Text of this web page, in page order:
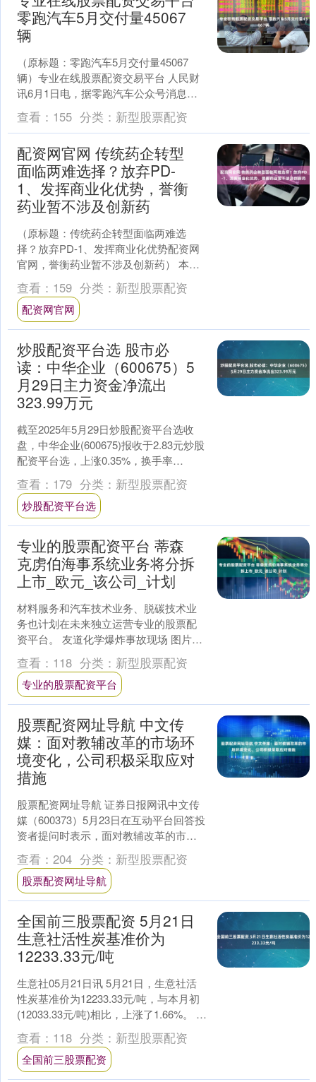
零跑汽车5月交付量45067
辆
（原标题：零跑汽车5月交付量45067
辆）专业在线股票配资交易平台 人民财
讯6月1日电，据零跑汽车公众号消息，
2025年5月，零跑汽车单月交付量45067
辆，同....
查看： 155 分类： 新型股票配资
配资网官网 传统药企转型
面临两难选择？放弃PD-
1、发挥商业化优势，誉衡
药业暂不涉及创新药
（原标题：传统药企转型面临两难选
择？放弃PD-1、发挥商业化优势配资网
官网，誉衡药业暂不涉及创新药） 本文
来源：时代周报 作者：林昀肖 近日誉衡
药业（00243....
查看： 159 分类： 新型股票配资
配资网官网
炒股配资平台选 股市必
读：中华企业（600675）5
月29日主力资金净流出
323.99万元
截至2025年5月29日炒股配资平台选收
盘，中华企业(600675)报收于2.83元炒股
配资平台选，上涨0.35%，换手率
0.22%，成交量13.01万手，成交....
查看： 179 分类： 新型股票配资
炒股配资平台选
专业的股票配资平台 蒂森
克虏伯海事系统业务将分拆
上市_欧元_该公司_计划
材料服务和汽车技术业务、脱碳技术业
务也计划在未来独立运营专业的股票配
资平台。 友道化学爆炸事故现场 图片来
源：视觉中 图片来源：图虫创意 德国工
业巨头蒂森克虏伯....
查看： 118 分类： 新型股票配资
专业的股票配资平台
股票配资网址导航 中文传
媒：面对教辅改革的市场环
境变化，公司积极采取应对
措施
股票配资网址导航 证券日报网讯中文传
媒（600373）5月23日在互动平台回答投
资者提问时表示，面对教辅改革的市场
环境变化，公司积极采取应对措施，一
是全力打造精....
查看： 204 分类： 新型股票配资
股票配资网址导航
全国前三股票配资 5月21日
生意社活性炭基准价为
12233.33元/吨
生意社05月21日讯 5月21日，生意社活
性炭基准价为12233.33元/吨，与本月初
(12033.33元/吨)相比，上涨了1.66%。 活
性炭年度统计 (20....
查看： 118 分类： 新型股票配资
全国前三股票配资